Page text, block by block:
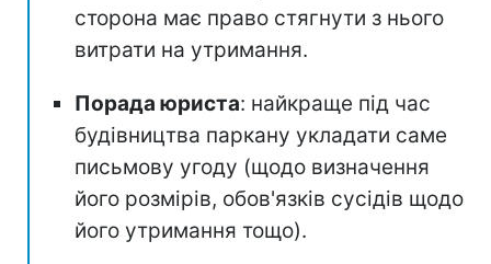
сторона має право стягнути з нього
витрати на утримання.
Порада юриста: найкраще під час
будівництва паркану укладати саме
письмову угоду (щодо визначення
його розмірів, обов'язків сусідів щодо
його утримання тощо).